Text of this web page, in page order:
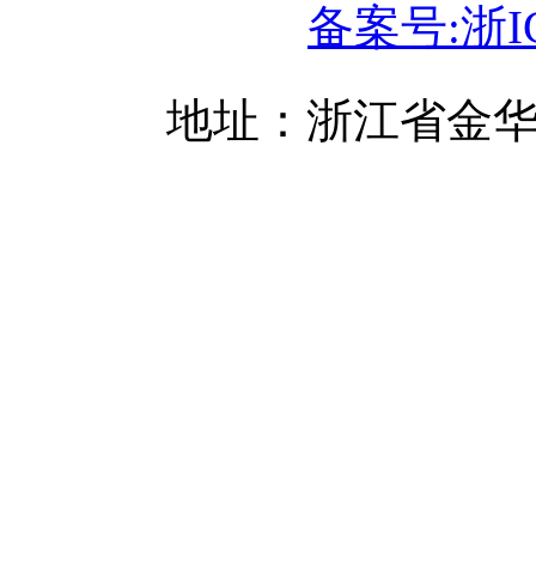
备案号:浙
地址：浙江省金